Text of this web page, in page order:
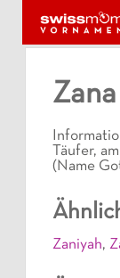
Zana
Täufer,
(Name
Zaniyah,